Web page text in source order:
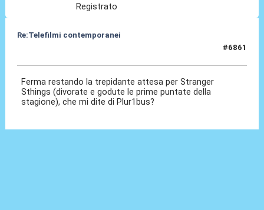
Registrato
Re:Telefilmi contemporanei
#6861
Ferma restando la trepidante attesa per Stranger
Sthings (divorate e godute le prime puntate della
stagione), che mi dite di Plur1bus?